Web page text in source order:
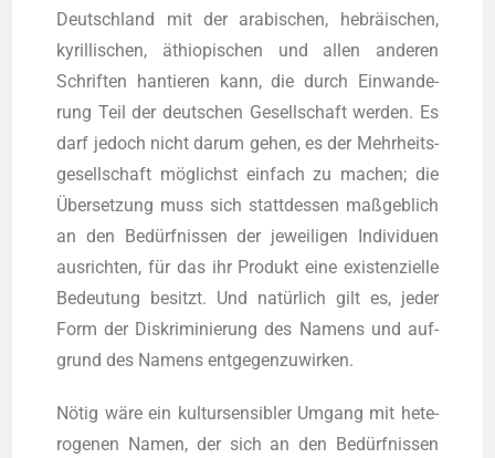
Deutsch­land mit der ara­bi­schen, hebräi­schen,
kyril­li­schen, äthio­pi­schen und allen ande­ren
Schrif­ten han­tie­ren kann, die durch Ein­wan­de­
rung Teil der deut­schen Gesell­schaft wer­den. Es
darf jedoch nicht dar­um gehen, es der Mehr­heits­
ge­sell­schaft mög­lichst ein­fach zu machen; die
Über­set­zung muss sich statt­des­sen maß­geb­lich
an den Bedürf­nis­sen der jewei­li­gen Indi­vi­du­en
aus­rich­ten, für das ihr Pro­dukt eine exis­ten­zi­el­le
Bedeu­tung besitzt. Und natür­lich gilt es, jeder
Form der Dis­kri­mi­nie­rung des Namens und auf­
grund des Namens entgegenzuwirken.
Nötig wäre ein kul­tur­sen­si­bler Umgang mit hete­
ro­ge­nen Namen, der sich an den Bedürf­nis­sen